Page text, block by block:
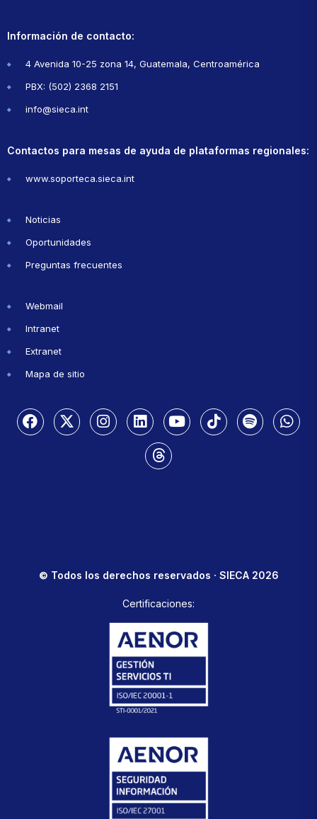
Información de contacto:
4 Avenida 10-25 zona 14, Guatemala, Centroamérica
PBX: (502) 2368 2151
info@sieca.int
Contactos para mesas de ayuda de plataformas regionales:
www.soporteca.sieca.int
Noticias
Oportunidades
Preguntas frecuentes
Webmail
Intranet
Extranet
Mapa de sitio
© Todos los derechos reservados · SIECA 2026
Certificaciones: